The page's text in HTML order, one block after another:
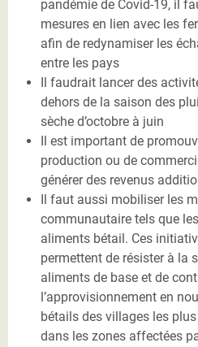
pandémie de Covid-19, il
mesures en lien avec les
afin de redynamiser les
entre les pays
Il faudrait lancer des
dehors de la saison des
sèche d’octobre à juin
Il est important de
production ou de
générer des revenus
Il faut aussi mobiliser les
communautaire tels que
aliments bétail. Ces
permettent de résister à la
aliments de base et de
l’approvisionnement en
bétails des villages les
dans les zones affectées